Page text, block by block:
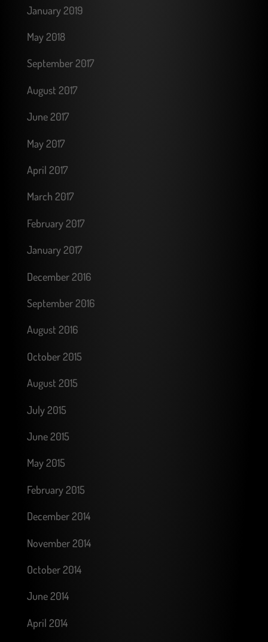
January 2019
May 2018
September 2017
August 2017
June 2017
May 2017
April 2017
March 2017
February 2017
January 2017
December 2016
September 2016
August 2016
October 2015
August 2015
July 2015
June 2015
May 2015
February 2015
December 2014
November 2014
October 2014
June 2014
April 2014